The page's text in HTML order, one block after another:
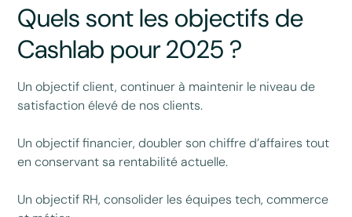
Quels sont les objectifs de
Cashlab pour 2025 ?
Un objectif client, continuer à maintenir le niveau de
satisfaction élevé de nos clients.
Un objectif financier, doubler son chiffre d’affaires tout
en conservant sa rentabilité actuelle.
Un objectif RH, consolider les équipes tech, commerce